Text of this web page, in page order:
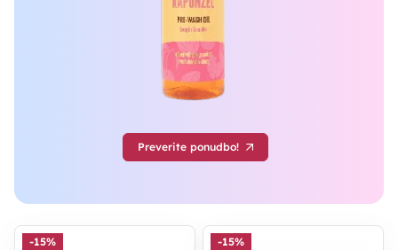
Preverite ponudbo!
-15% -15%